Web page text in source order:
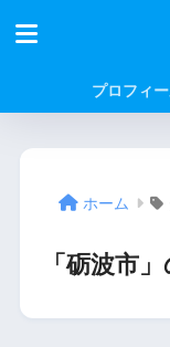
プロフィ
ホーム
「砺波市